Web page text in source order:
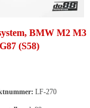
BMW M2 M3
(S58)
LF-270